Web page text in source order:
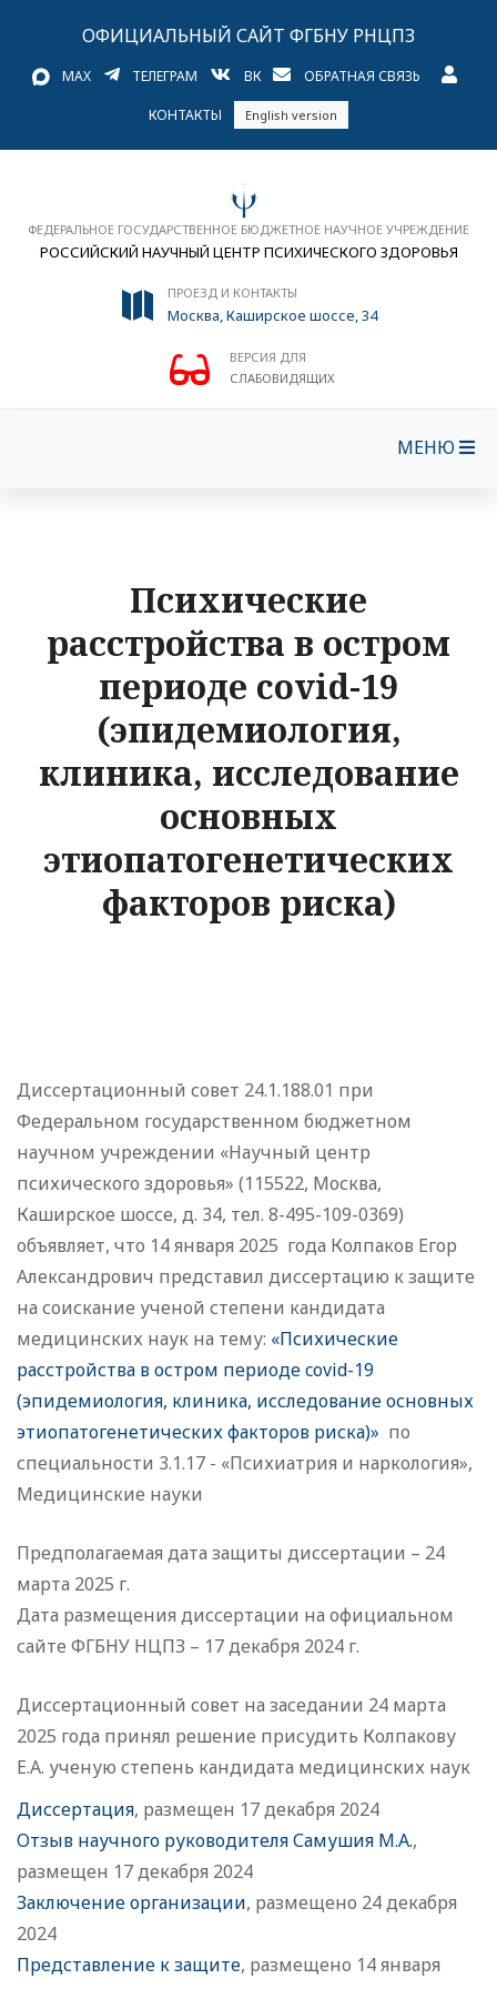
ОФИЦИАЛЬНЫЙ САЙТ ФГБНУ РНЦПЗ
MAX ТЕЛЕГРАМ ВК ОБРАТНАЯ СВЯЗЬ
КОНТАКТЫ English version
ФЕДЕРАЛЬНОЕ ГОСУДАРСТВЕННОЕ БЮДЖЕТНОЕ НАУЧНОЕ УЧРЕЖДЕНИЕ
РОССИЙСКИЙ НАУЧНЫЙ ЦЕНТР ПСИХИЧЕСКОГО ЗДОРОВЬЯ
ПРОЕЗД И КОНТАКТЫ
Москва, Каширское шоссе, 34
ВЕРСИЯ ДЛЯ
СЛАБОВИДЯЩИХ
МЕНЮ
Психические
расстройства в остром
периоде covid-19
(эпидемиология,
клиника, исследование
основных
этиопатогенетических
факторов риска)
Диссертационный совет 24.1.188.01 при
Федеральном государственном бюджетном
научном учреждении «Научный центр
психического здоровья» (115522, Москва,
Каширское шоссе, д. 34, тел. 8-495-109-0369)
объявляет, что 14 января 2025 года Колпаков Егор
Александрович представил диссертацию к защите
на соискание ученой степени кандидата
медицинских наук на тему: «Психические
расстройства в остром периоде covid-19
(эпидемиология, клиника, исследование основных
этиопатогенетических факторов риска)» по
специальности 3.1.17 - «Психиатрия и наркология»,
Медицинские науки
Предполагаемая дата защиты диссертации – 24
марта 2025 г.
Дата размещения диссертации на официальном
сайте ФГБНУ НЦПЗ – 17 декабря 2024 г.
Диссертационный совет на заседании 24 марта
2025 года принял решение присудить Колпакову
Е.А. ученую степень кандидата медицинских наук
Диссертация, размещен 17 декабря 2024
Отзыв научного руководителя Самушия М.А.,
размещен 17 декабря 2024
Заключение организации, размещено 24 декабря
2024
Представление к защите, размещено 14 января